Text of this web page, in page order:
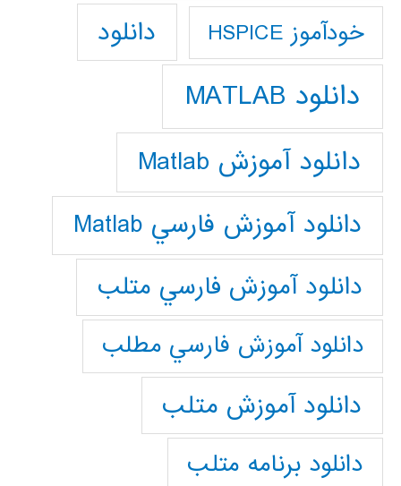
خودآموز HSPICE دانلود
دانلود MATLAB
دانلود آموزش Matlab
دانلود آموزش فارسي Matlab
دانلود آموزش فارسي متلب
دانلود آموزش فارسي مطلب
دانلود آموزش متلب
دانلود برنامه متلب